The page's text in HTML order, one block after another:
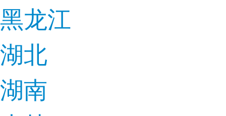
黑龙江
湖北
湖南